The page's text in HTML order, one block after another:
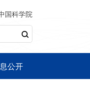
国科学院
公开